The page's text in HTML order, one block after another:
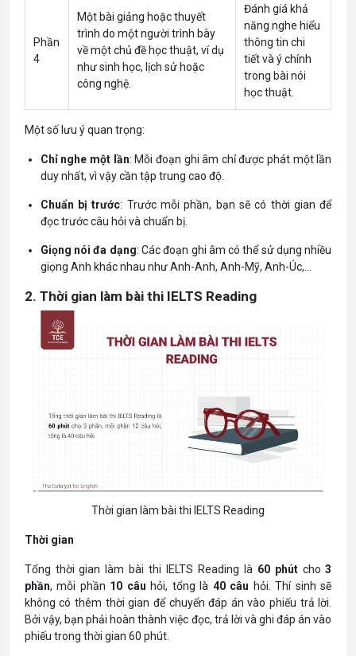
Phần
4
Một bài giảng hoặc thuyết
trình do một người trình bày
về một chủ đề học thuật, ví dụ
như sinh học, lịch sử hoặc
công nghệ.
Đánh giá khả
năng nghe hiểu
thông tin chi
tiết và ý chính
trong bài nói
học thuật.
Một số lưu ý quan trọng:
Chỉ nghe một lần: Mỗi đoạn ghi âm chỉ được phát một lần
duy nhất, vì vậy cần tập trung cao độ.
Chuẩn bị trước: Trước mỗi phần, bạn sẽ có thời gian để
đọc trước câu hỏi và chuẩn bị.
Giọng nói đa dạng: Các đoạn ghi âm có thể sử dụng nhiều
giọng Anh khác nhau như Anh-Anh, Anh-Mỹ, Anh-Úc,…
2. Thời gian làm bài thi IELTS Reading
Thời gian làm bài thi IELTS Reading
Thời gian
Tổng thời gian làm bài thi IELTS Reading là60 phútcho3
phần, mỗi phần 10 câu hỏi, tổng là 40 câu hỏi. Thí sinh sẽ
không có thêm thời gian để chuyển đáp án vào phiếu trả lời.
Bởi vậy, bạn phải hoàn thành việc đọc, trả lời và ghi đáp án vào
phiếu trong thời gian 60 phút.